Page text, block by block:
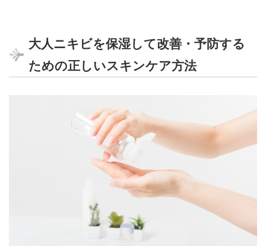
大人ニキビを保湿して改善・予防する
ための正しいスキンケア方法